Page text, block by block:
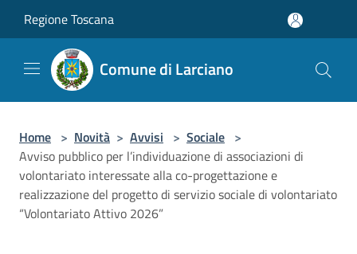
Regione Toscana
Comune di Larciano
Home > Novità > Avvisi > Sociale >
Avviso pubblico per l’individuazione di associazioni di
volontariato interessate alla co-progettazione e
realizzazione del progetto di servizio sociale di volontariato
“Volontariato Attivo 2026”